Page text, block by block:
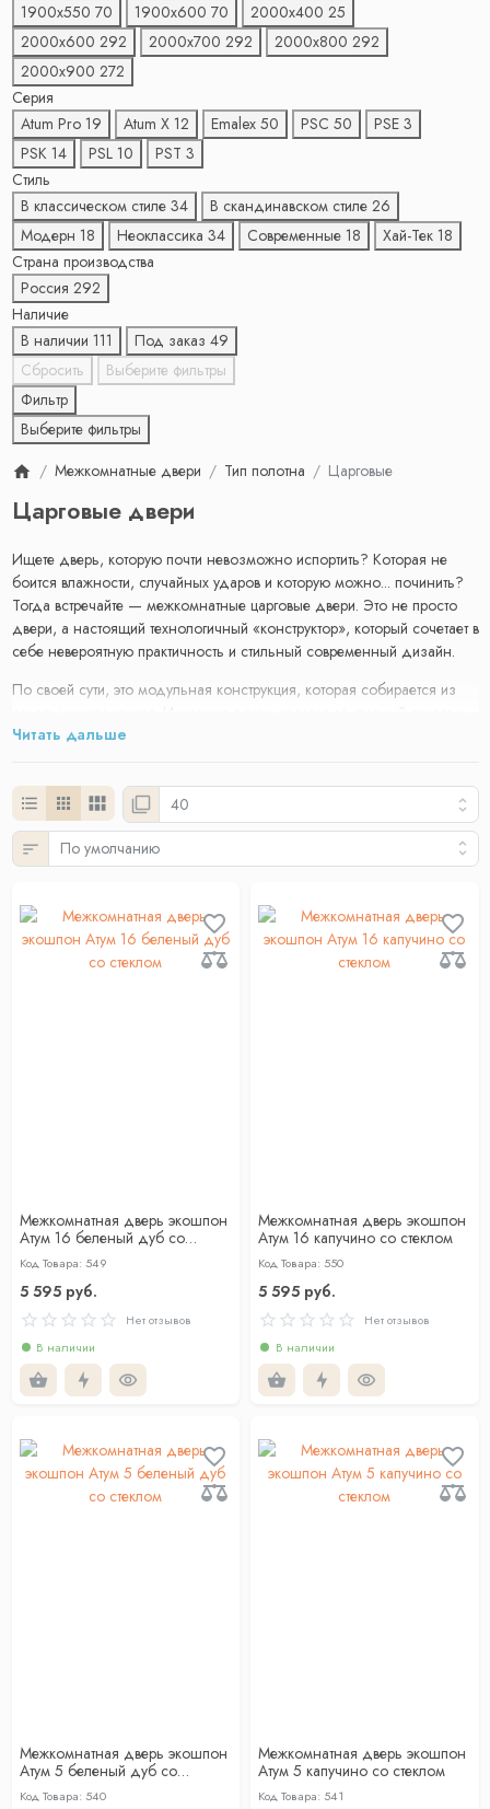
1900х550 70 1900х600 70 2000х400 25
2000х600 292 2000х700 292 2000х800 292
2000х900 272
Серия
Atum Pro 19 Atum X 12 Emalex 50 PSC 50 PSE 3
PSK 14 PSL 10 PST 3
Стиль
В классическом стиле 34 В скандинавском стиле 26
Модерн 18 Неоклассика 34 Современные 18 Хай-Тек 18
Страна производства
Россия 292
Наличие
В наличии 111 Под заказ 49
Сбросить
Выберите фильтры
Фильтр
Выберите фильтры
Межкомнатные двери
Тип полотна Царговые
Царговые двери
Ищете дверь, которую почти невозможно испортить? Которая не
боится влажности, случайных ударов и которую можно... починить?
Тогда встречайте — межкомнатные царговые двери. Это не просто
двери, а настоящий технологичный «конструктор», который сочетает в
себе невероятную практичность и стильный современный дизайн.
По своей сути, это модульная конструкция, которая собирается из
сила.
Читать дальше
Межкомнатная дверь экошпон
Атум 16 беленый дуб со
стеклом
Код Товара: 549
5 595 руб.
Нет отзывов
В наличии
Межкомнатная дверь экошпон
Атум 16 капучино со стеклом
Код Товара: 550
5 595 руб.
Нет отзывов
В наличии
Межкомнатная дверь экошпон
Атум 5 беленый дуб со
стеклом
Код Товара: 540
Межкомнатная дверь экошпон
Атум 5 капучино со стеклом
Код Товара: 541